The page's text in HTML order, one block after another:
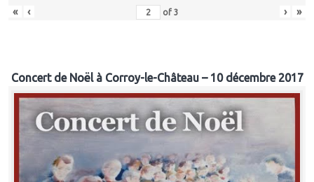
« ‹ of 3 › »
Concert de Noël à Corroy-le-Château – 10 décembre 2017